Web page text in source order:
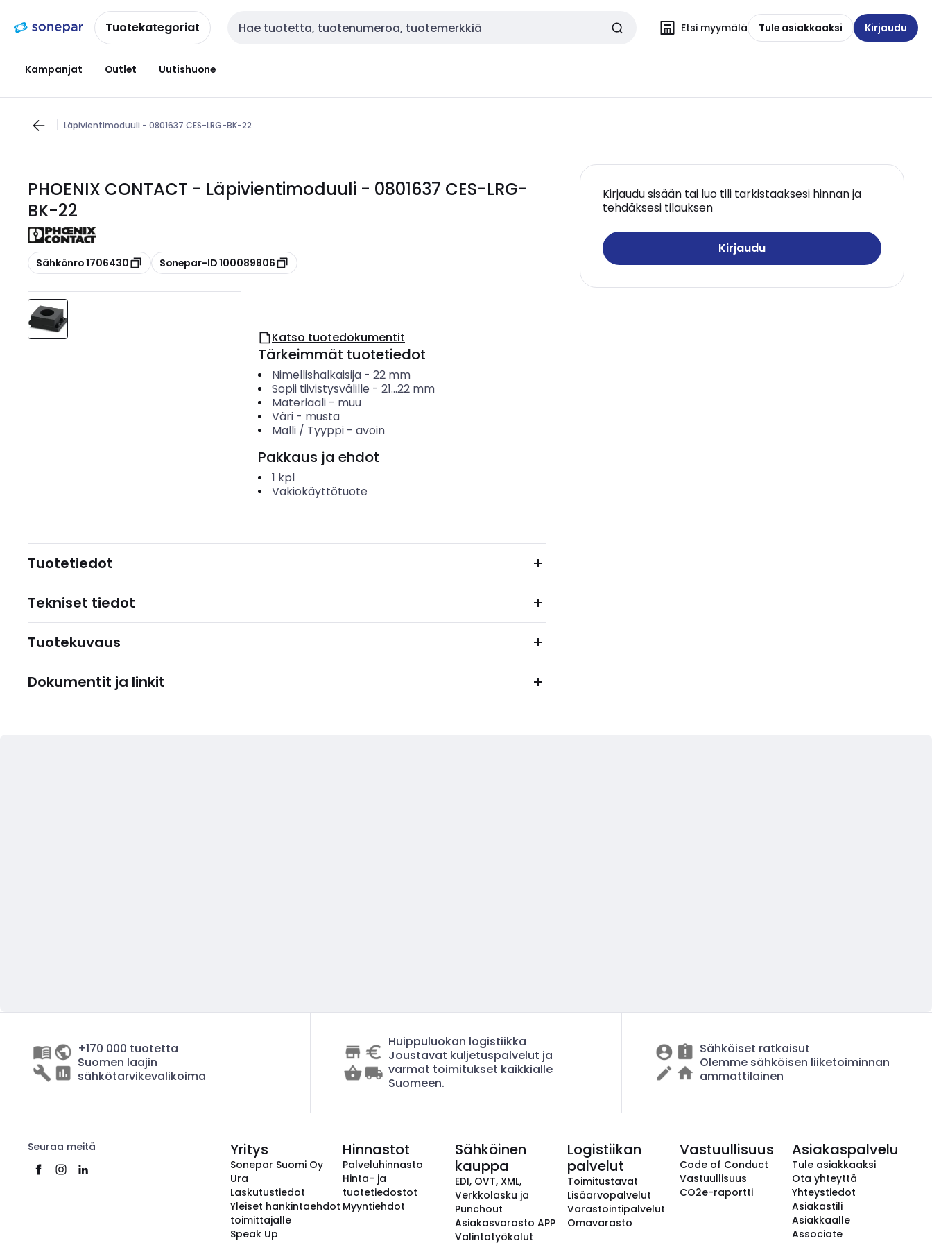
navigointiinsisältöönTuotekategoriat Haku Etsi myymälä Tule asiakkaaksi Kirjaudu
Kampanjat Outlet Uutishuone
Läpivientimoduuli - 0801637 CES-LRG-BK-22
PHOENIX CONTACT - Läpivientimoduuli - 0801637 CES-LRG-
BK-22
Kopioi
Sähkönro 1706430 Kopioi
Sonepar-ID 100089806
Kirjaudu sisään tai luo tili tarkistaaksesi hinnan ja
tehdäksesi tilauksen
Kirjaudu
Katso tuotedokumentit
Tärkeimmät tuotetiedot
Nimellishalkaisija- 22 mm
Sopii tiivistysvälille - 21...22 mm
Materiaali- muu
Väri- musta
Malli / Tyyppi- avoin
Pakkaus ja ehdot
1 kpl
Vakiokäyttötuote
Tuotetiedot
Tekniset tiedot
Tuotekuvaus
Dokumentit ja linkit
+170 000 tuotetta
Suomen laajin
sähkötarvikevalikoima
Huippuluokan logistiikka
Joustavat kuljetuspalvelut ja
varmat toimitukset kaikkialle
Suomeen.
Sähköiset ratkaisut
Olemme sähköisen liiketoiminnan
ammattilainen
Seuraa meitä Yritys
Sonepar Suomi Oy
Ura
Laskutustiedot
Yleiset hankintaehdot
toimittajalle
Speak Up
Hinnastot
Palveluhinnasto
Hinta- ja
tuotetiedostot
Myyntiehdot
Sähköinen
kauppa
EDI, OVT, XML,
Verkkolasku ja
Punchout
Asiakasvarasto APP
Valintatyökalut
Logistiikan
palvelut
Toimitustavat
Lisäarvopalvelut
Varastointipalvelut
Omavarasto
Vastuullisuus
Code of Conduct
Vastuullisuus
CO2e-raportti
Asiakaspalvelu
Tule asiakkaaksi
Ota yhteyttä
Yhteystiedot
Asiakastili
Asiakkaalle
Associate